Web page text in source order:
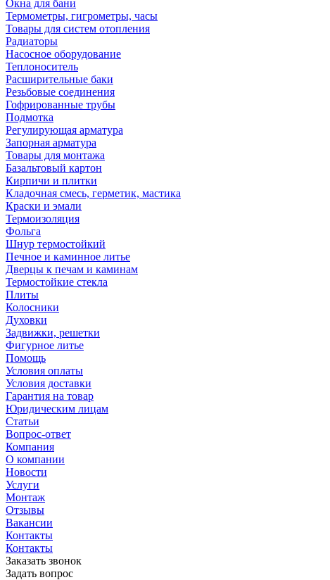
Окна для бани
Термометры, гигрометры, часы
Товары для систем отопления
Радиаторы
Насосное оборудование
Теплоноситель
Расширительные баки
Резьбовые соединения
Гофрированные трубы
Подмотка
Регулирующая арматура
Запорная арматура
Товары для монтажа
Базальтовый картон
Кирпичи и плитки
Кладочная смесь, герметик, мастика
Краски и эмали
Термоизоляция
Фольга
Шнур термостойкий
Печное и каминное литье
Дверцы к печам и каминам
Термостойкие стекла
Плиты
Колосники
Духовки
Задвижки, решетки
Фигурное литье
Помощь
Условия оплаты
Условия доставки
Гарантия на товар
Юридическим лицам
Статьи
Вопрос-ответ
Компания
О компании
Новости
Услуги
Монтаж
Отзывы
Вакансии
Контакты
Контакты
Заказать звонок
Задать вопрос